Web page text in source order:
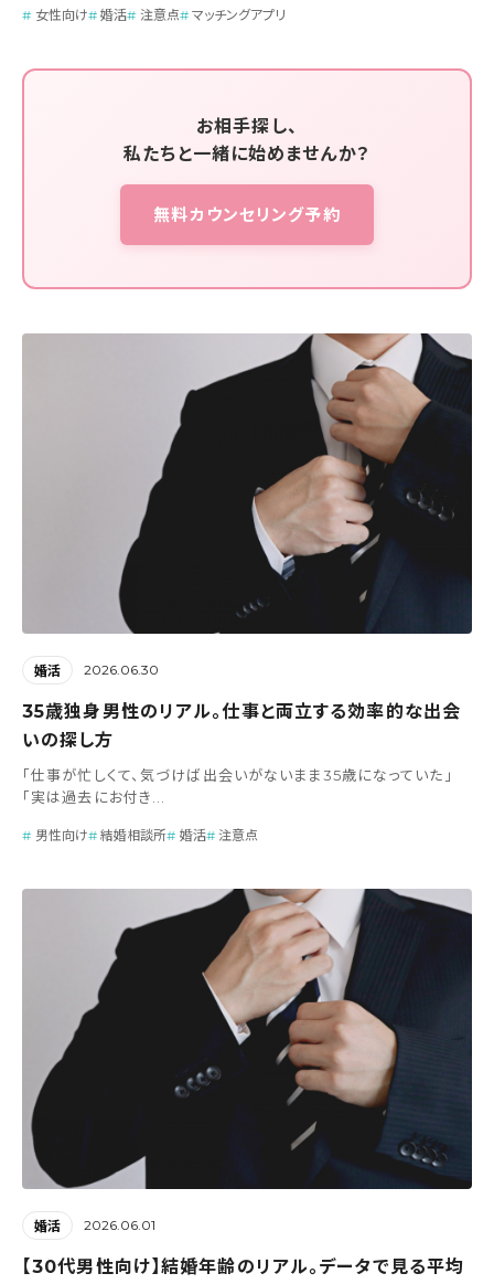
女性向け 婚活 注意点 マッチングアプリ
お相手探し、
私たちと一緒に始めませんか？
無料カウンセリング予約
婚活 2026.06.30
35歳独身男性のリアル。仕事と両立する効率的な出会
いの探し方
「仕事が忙しくて、気づけば出会いがないまま35歳になっていた」
「実は過去にお付き...
男性向け 結婚相談所 婚活 注意点
婚活 2026.06.01
【30代男性向け】結婚年齢のリアル。データで見る平均